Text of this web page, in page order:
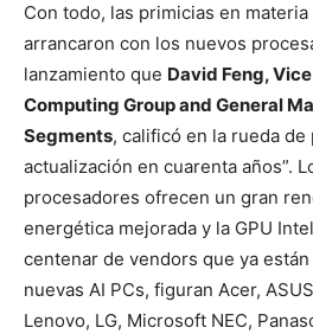
Con todo, las primicias en
arrancaron con los nuevos
lanzamiento que David Feng,
Computing Group and General
Segments, calificó en la rueda de
actualización en cuarenta años”.
procesadores ofrecen un gran
energética mejorada y la GPU
centenar de vendors que ya
nuevas AI PCs, figuran Acer,
Lenovo, LG, Microsoft NEC,